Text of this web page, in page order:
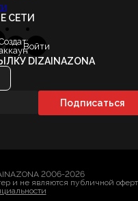
СЕТИ
Войти
DIZAINAZONA
2006-2026
и не являются публичной